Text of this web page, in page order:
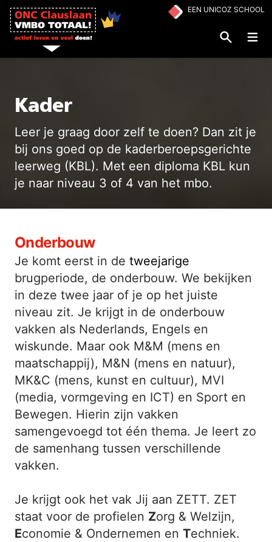
Ga naar de inhoud EEN UNICOZ SCHOOL
Kader
Leer je graag door zelf te doen? Dan zit je
bij ons goed op de kaderberoepsgerichte
leerweg (KBL). Met een diploma KBL kun
je naar niveau 3 of 4 van het mbo.
Onderbouw
Je komt eerst in de tweejarige
brugperiode, de onderbouw. We bekijken
in deze twee jaar of je op het juiste
niveau zit. Je krijgt in de onderbouw
vakken als Nederlands, Engels en
wiskunde. Maar ook M&M (mens en
maatschappij), M&N (mens en natuur),
MK&C (mens, kunst en cultuur), MVI
(media, vormgeving en ICT) en Sport en
Bewegen. Hierin zijn vakken
samengevoegd tot één thema. Je leert zo
de samenhang tussen verschillende
vakken.
Je krijgt ook het vak Jij aan ZETT. ZET
staat voor de profielen Zorg & Welzijn,
Economie & Ondernemen en Techniek.